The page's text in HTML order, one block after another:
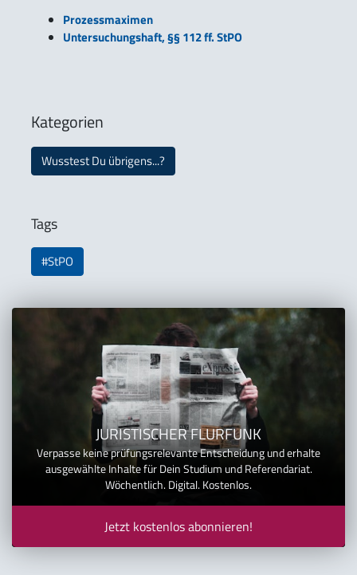
Prozessmaximen
Untersuchungshaft, §§ 112 ff. StPO
Kategorien
Wusstest Du übrigens...?
Tags
#StPO
JURISTISCHER FLURFUNK
Verpasse keine prüfungsrelevante Entscheidung und erhalte
ausgewählte Inhalte für Dein Studium und Referendariat.
Wöchentlich. Digital. Kostenlos.
Jetzt kostenlos abonnieren!